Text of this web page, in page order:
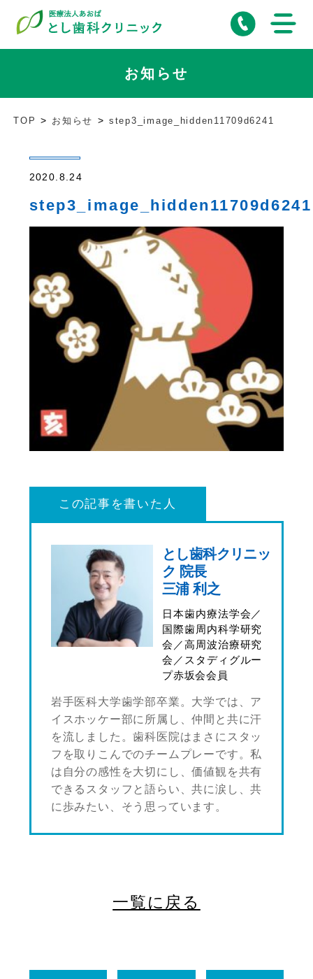
お知らせ
TOP お知らせ step3_image_hidden11709d6241
2020.8.24
step3_image_hidden11709d6241
この記事を書いた人
とし歯科クリニッ
ク 院長
三浦 利之
日本歯内療法学会／
国際歯周内科学研究
会／高周波治療研究
会／スタディグルー
プ赤坂会会員
岩手医科大学歯学部卒業。大学では、ア
イスホッケー部に所属し、仲間と共に汗
を流しました。歯科医院はまさにスタッ
フを取りこんでのチームプレーです。私
は自分の感性を大切にし、価値観を共有
できるスタッフと語らい、共に涙し、共
に歩みたい、そう思っています。
一覧に戻る